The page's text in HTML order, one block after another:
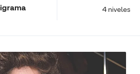
4 niveles